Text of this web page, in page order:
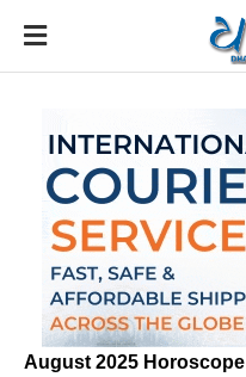
August 2025 Horoscope